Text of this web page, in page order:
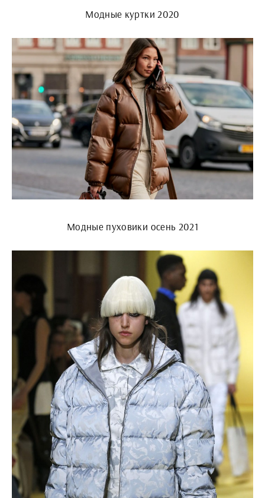
Модные куртки 2020
Модные пуховики осень 2021